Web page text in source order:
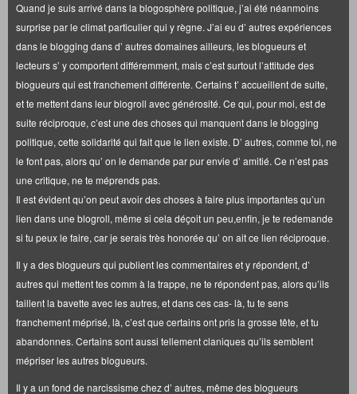
Quand je suis arrivé dans la blogosphère politique, j’ai été néanmoins
surprise par le climat particulier qui y règne. J’ai eu d’ autres expériences
dans le blogging dans d’ autres domaines ailleurs, les blogueurs et
lecteurs s’ y comportent différemment, mais c’est surtout l’attitude des
blogueurs qui est franchement différente. Certains t’ accueillent de suite,
et te mettent dans leur blogroll avec générosité. Ce qui, pour moi, est de
suite réciproque, c’est une des choses qui manquent dans le blogging
politique, cette solidarité qui fait que le lien existe. D’ autres, comme toi, ne
le font pas, alors qu’ on le demande par pur envie d’ amitié. Ce n’est pas
une critique, ne te méprends pas.
Il est évident qu’on peut avoir des choses à faire plus importantes qu’un
lien dans une blogroll, même si cela déçoit un peu,enfin, je te redemande
si tu peux le faire, car je serais très honorée qu’ on ait ce lien réciproque.
Il y a des blogueurs qui publient les commentaires et y répondent, d’
autres qui mettent tes comm à la trappe, ne te répondent pas, alors qu’ils
taillent la bavette avec les autres, et dans ces cas- là, tu te sens
franchement méprisé, là, c’est que certains ont pris la grosse tête, et tu
abandonnes. Certains sont aussi tellement claniques qu’ils semblent
mépriser les autres blogueurs.
Il y a un fond de narcissisme chez d’ autres, même des blogueurs